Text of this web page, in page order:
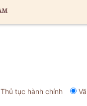
Thủ tục hành chính